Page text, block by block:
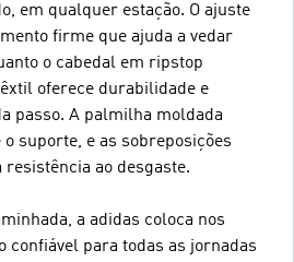
em qualquer estação. O ajuste
firme que ajuda a vedar
o cabedal em ripstop
oferece durabilidade e
passo. A palmilha moldada
suporte, e as sobreposições
ao desgaste.
a adidas coloca nos
confiável para todas as jornadas